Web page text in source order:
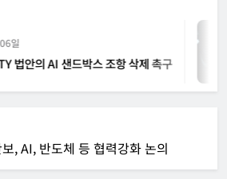
샌드박스 조항 삭제 촉구
, AI, 반도체 등 협력강화 논의